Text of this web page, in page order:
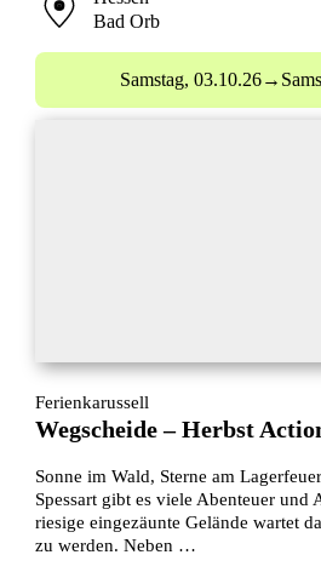
Bad Orb
Samstag, 03.10.26→
Ferienkarussell
Wegscheide – Herbst
Sonne im Wald, Sterne am
Spessart gibt es viele Abenteuer und
riesige eingezäunte Gelände wartet
zu werden. Neben …